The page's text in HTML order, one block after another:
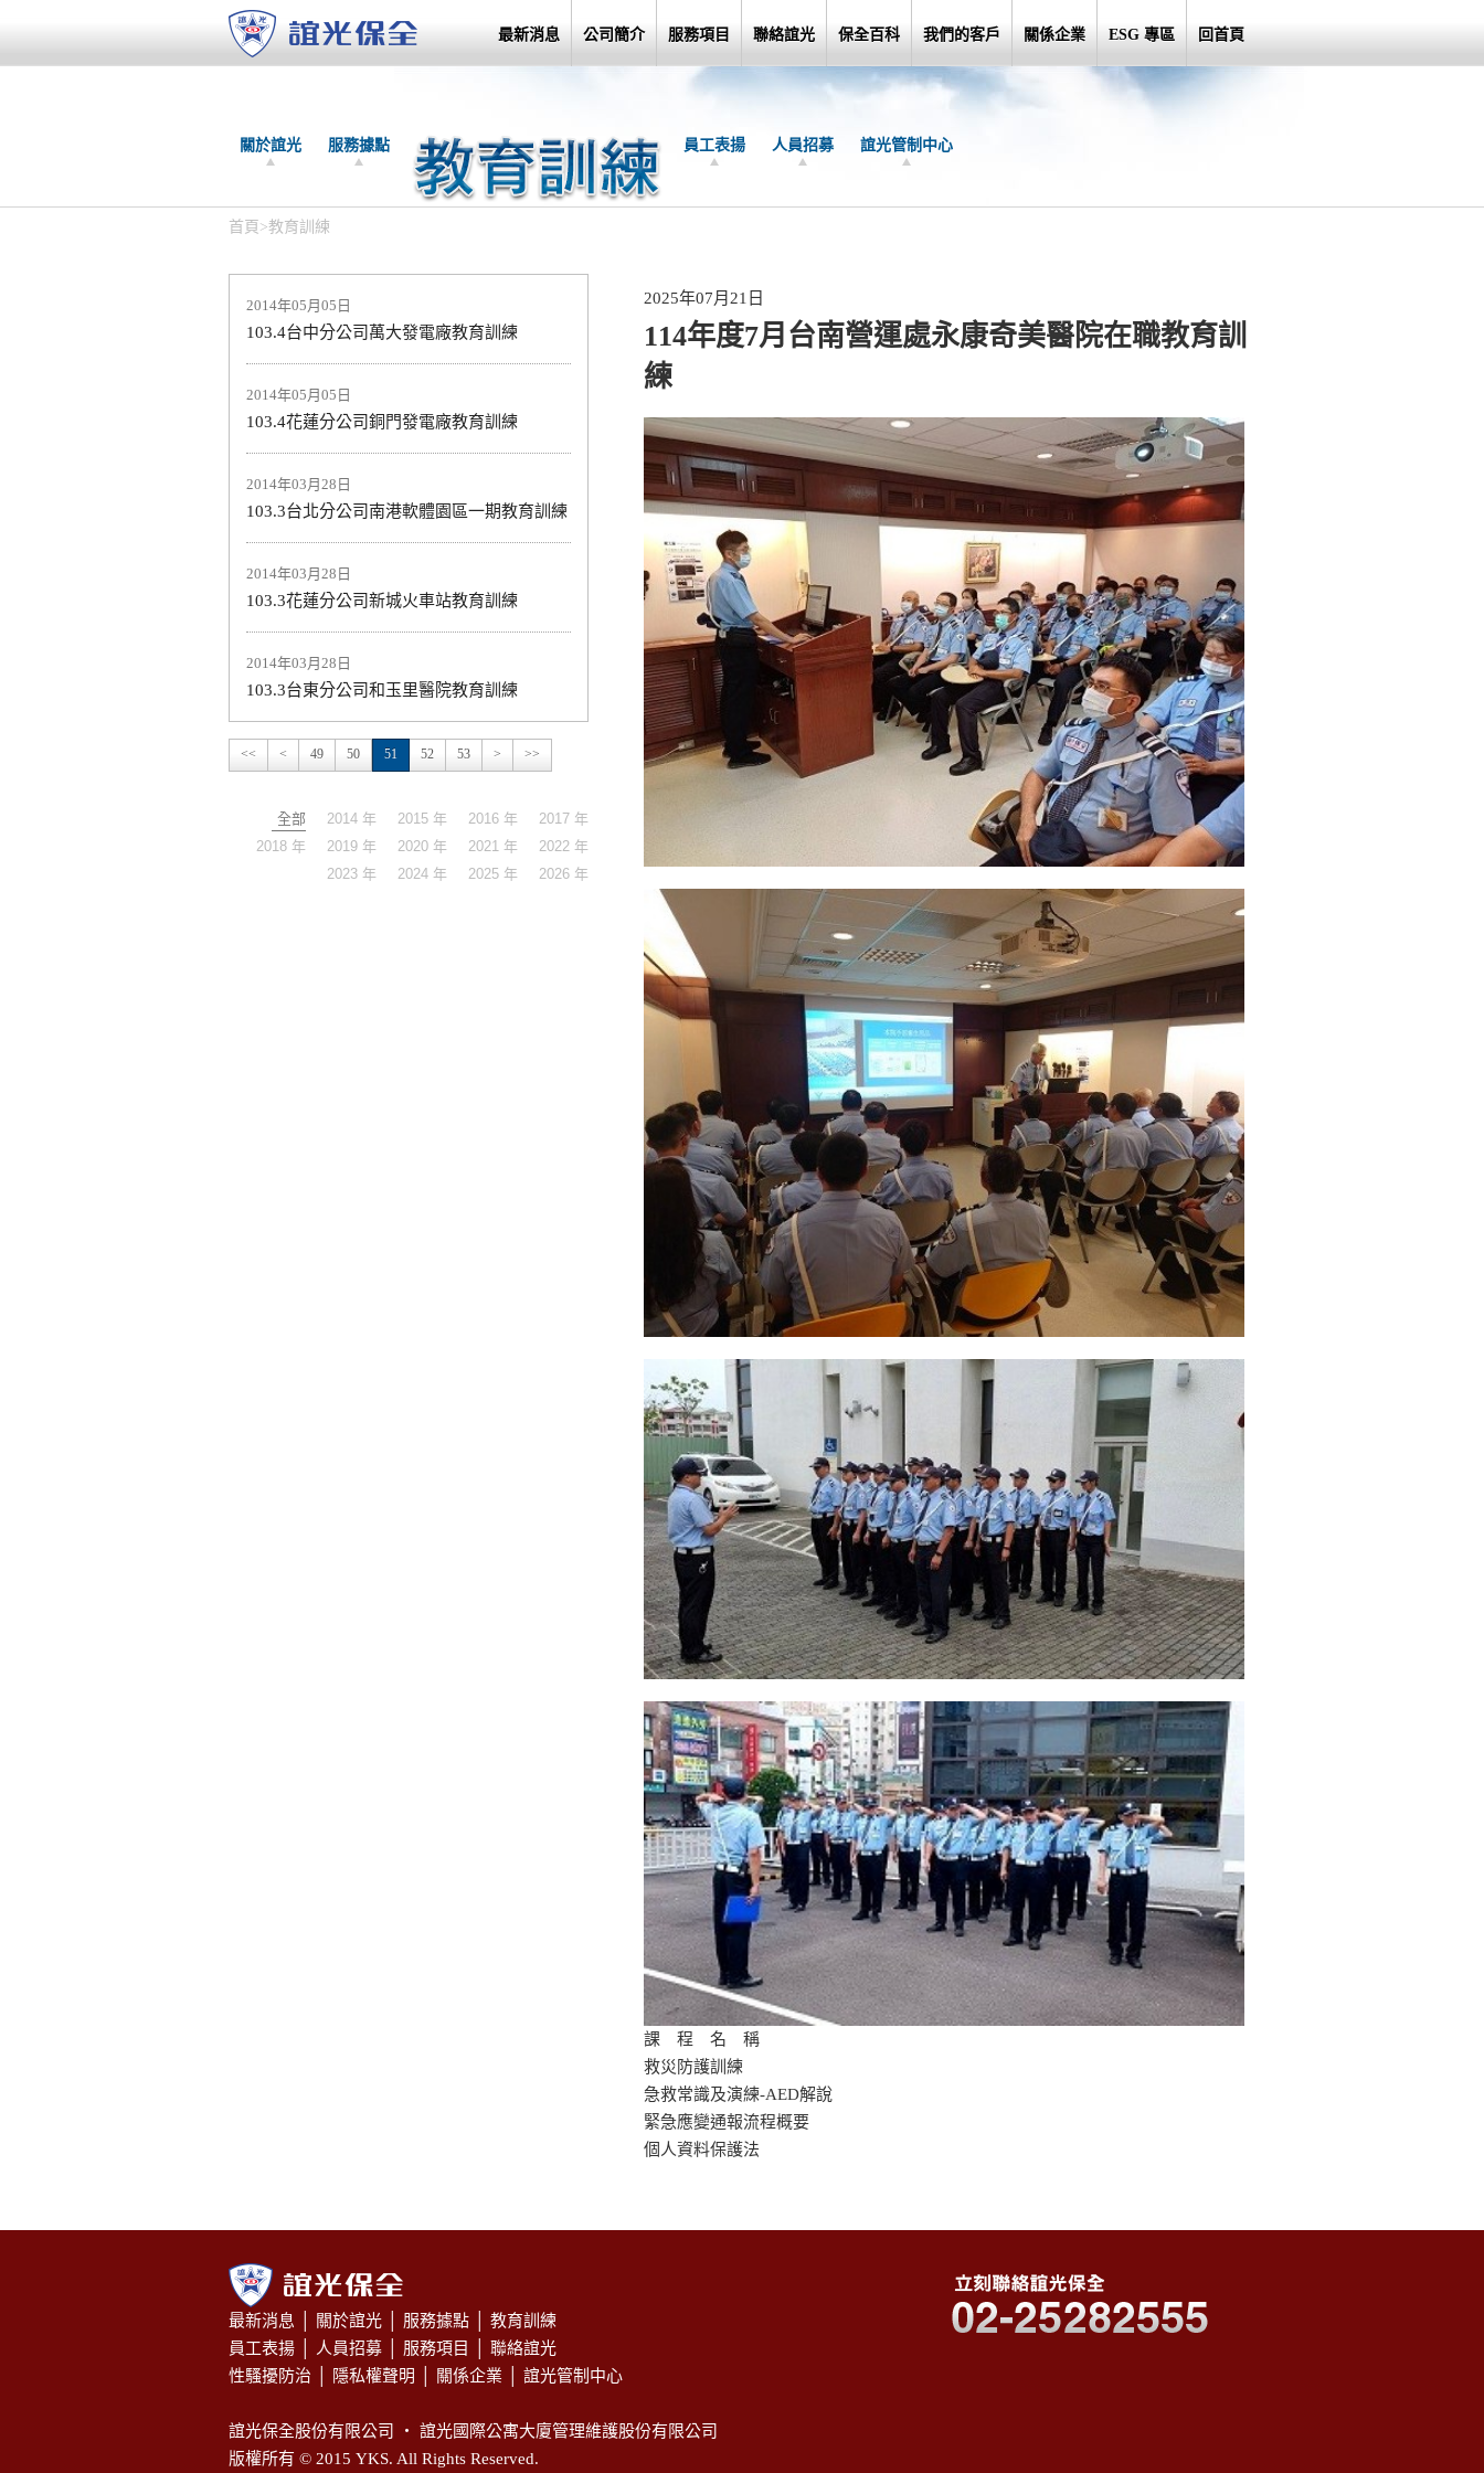
最新消息 公司簡介 服務項目 聯絡誼光 保全百科 我們的客戶 關係企業 ESG 專區 回首頁
關於誼光 服務據點 員工表揚 人員招募 誼光管制中心
首頁 >教育訓練
2014年05月05日
103.4台中分公司萬大發電廠教育訓練
2014年05月05日
103.4花蓮分公司銅門發電廠教育訓練
2014年03月28日
103.3台北分公司南港軟體園區一期教育訓練
2014年03月28日
103.3花蓮分公司新城火車站教育訓練
2014年03月28日
103.3台東分公司和玉里醫院教育訓練
<< < 49 50 51 52 53 > >>
全部 2014 年 2015 年 2016 年
2017 年
2018 年
2019 年 2020 年 2021 年
2022 年
2023 年
2024 年 2025 年 2026 年
2025年07月21日
114年度7月台南營運處永康奇美醫院在職教育訓
練
課 程 名 稱
救災防護訓練
急救常識及演練-AED解說
緊急應變通報流程概要
個人資料保護法
最新消息 關於誼光 服務據點
教育訓練
員工表揚
人員招募 服務項目
聯絡誼光
性騷擾防治
隱私權聲明 關係企業 誼光管制中心
誼光保全股份有限公司 ‧ 誼光國際公寓大廈管理維護股份有限公司
版權所有 © 2015 YKS. All Rights Reserved.